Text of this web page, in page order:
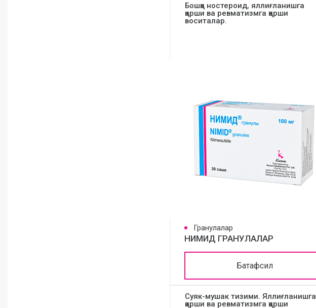
Бошқа ностероид, яллиғланишга
қарши ва ревматизмга қарши
воситалар.
Гранулалар
НИМИД ГРАНУЛАЛАР
Батафсил
Суяк-мушак тизими. Яллиғланишга
қарши ва ревматизмга қарши